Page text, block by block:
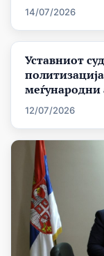
14/07/2026
Уставниот
меѓународни
12/07/2026